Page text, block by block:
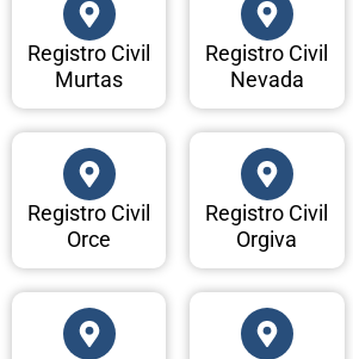
Registro Civil
Murtas
Registro Civil
Nevada
Registro Civil
Orce
Registro Civil
Orgiva